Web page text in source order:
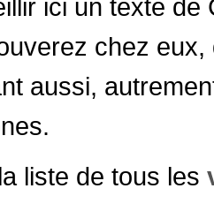
ici un texte
chez
aussi,
liste de tous les